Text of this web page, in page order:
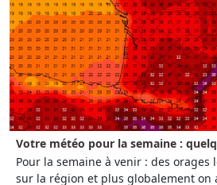
Votre météo pour la semaine :
Pour la semaine à venir : des orages
sur la région et plus globalement on